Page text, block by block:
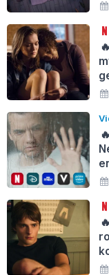
🔥
🔥
🔥